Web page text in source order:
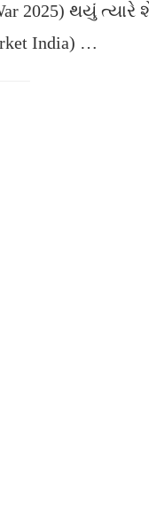
2025) થયું ત્યારે
India) …